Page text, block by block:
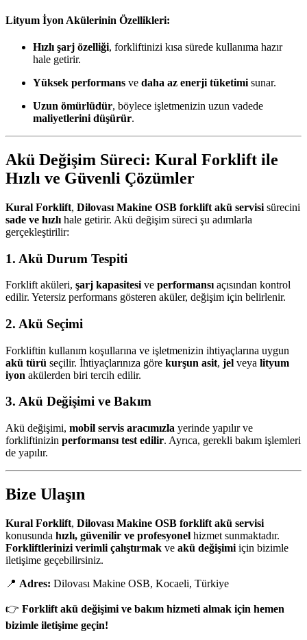
Lityum İyon Akülerinin Özellikleri:
Hızlı şarj özelliği, forkliftinizi kısa sürede kullanıma hazır
hale getirir.
Yüksek performans ve daha az enerji tüketimi sunar.
Uzun ömürlüdür, böylece işletmenizin uzun vadede
maliyetlerini düşürür.
Akü Değişim Süreci: Kural Forklift ile
Hızlı ve Güvenli Çözümler
Kural Forklift, Dilovası Makine OSB forklift akü servisi sürecini
sade ve hızlı hale getirir. Akü değişim süreci şu adımlarla
gerçekleştirilir:
1. Akü Durum Tespiti
Forklift aküleri, şarj kapasitesi ve performansı açısından kontrol
edilir. Yetersiz performans gösteren aküler, değişim için belirlenir.
2. Akü Seçimi
Forkliftin kullanım koşullarına ve işletmenizin ihtiyaçlarına uygun
akü türü seçilir. İhtiyaçlarınıza göre kurşun asit, jel veya lityum
iyon akülerden biri tercih edilir.
3. Akü Değişimi ve Bakım
Akü değişimi, mobil servis aracımızla yerinde yapılır ve
forkliftinizin performansı test edilir. Ayrıca, gerekli bakım işlemleri
de yapılır.
Bize Ulaşın
Kural Forklift, Dilovası Makine OSB forklift akü servisi
konusunda hızlı, güvenilir ve profesyonel hizmet sunmaktadır.
Forkliftlerinizi verimli çalıştırmak ve akü değişimi için bizimle
iletişime geçebilirsiniz.
📍 Adres: Dilovası Makine OSB, Kocaeli, Türkiye
👉 Forklift akü değişimi ve bakım hizmeti almak için hemen
bizimle iletişime geçin!